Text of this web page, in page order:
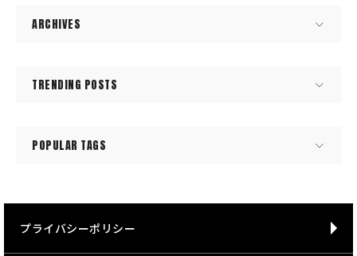
ARCHIVES
TRENDING POSTS
POPULAR TAGS
プライバシーポリシー